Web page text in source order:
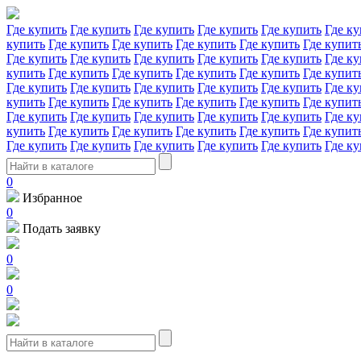
Где купить Где купить Где купить Где купить Где купить Где
купить Где купить Где купить Где купить Где купить Где
Где купить Где купить Где купить Где купить Где купить Где
купить Где купить Где купить Где купить Где купить Где
Где купить Где купить Где купить Где купить Где купить Где
купить Где купить Где купить Где купить Где купить Где
Где купить Где купить Где купить Где купить Где купить Где
купить Где купить Где купить Где купить Где купить Где
Где купить Где купить Где купить Где купить Где купить Где
0
Избранное
0
Подать заявку
0
0